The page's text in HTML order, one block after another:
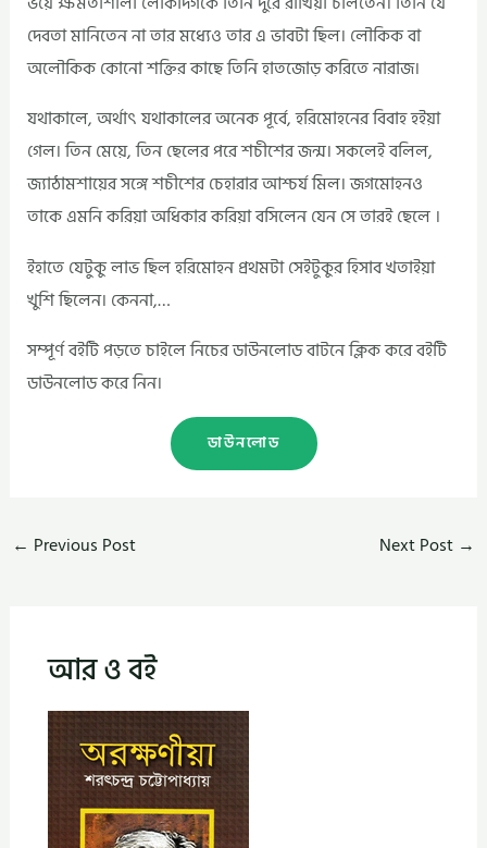
দেবতা মানিতেন না তার মধ্যেও তার এ ভাবটা ছিল। লৌকিক বা
অলৌকিক কোনো শক্তির কাছে তিনি হাতজোড় করিতে নারাজ।
যথাকালে, অর্থাৎ যথাকালের অনেক পূর্বে, হরিমোহনের বিবাহ হইয়া
গেল। তিন মেয়ে, তিন ছেলের পরে শচীশের জন্ম। সকলেই বলিল,
জ্যাঠামশায়ের সঙ্গে শচীশের চেহারার আশ্চর্য মিল। জগমোহনও
তাকে এমনি করিয়া অধিকার করিয়া বসিলেন যেন সে তারই ছেলে ।
ইহাতে যেটুকু লাভ ছিল হরিমোহন প্রথমটা সেইটুকুর হিসাব খতাইয়া
খুশি ছিলেন। কেননা,…
সম্পূর্ণ বইটি পড়তে চাইলে নিচের ডাউনলোড বাটনে ক্লিক করে বইটি
ডাউনলোড করে নিন।
ডাউনলোড
← Previous Post Next Post →
আর ও বই